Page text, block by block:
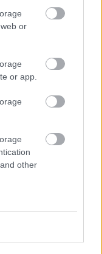
or
or app.
other
5. blokk új